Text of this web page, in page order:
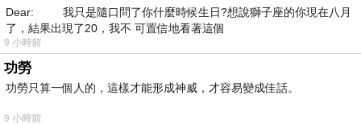
Dear: 我只是隨口問了你什麼時候生日?想說獅子座的你現在八月
了，結果出現了20，我不 可置信地看著這個
9 小時前
功勞
功勞只算一個人的，這樣才能形成神威，才容易變成佳話。
9 小時前